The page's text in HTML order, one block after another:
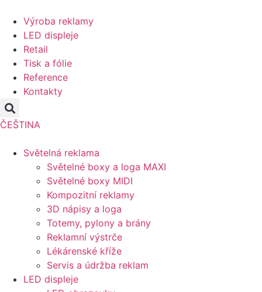
obsahu
Výroba reklamy
LED displeje
Retail
Tisk a fólie
Reference
Kontakty
ČEŠTINA
Světelná reklama
Světelné boxy a loga MAXI
Světelné boxy MIDI
Kompozitní reklamy
3D nápisy a loga
Totemy, pylony a brány
Reklamní výstrče
Lékárenské kříže
Servis a údržba reklam
LED displeje